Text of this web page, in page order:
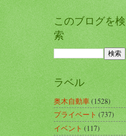
このブログを検
索
ラベル
奥木自動車(1528)
プライベート(737)
イベント(117)